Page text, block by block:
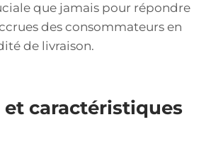
que jamais pour répondre
des consommateurs en
de livraison.
caractéristiques